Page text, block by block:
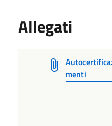
Allegati
menti